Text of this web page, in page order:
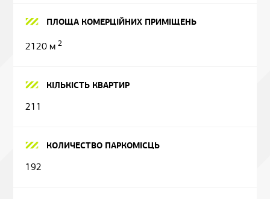
ПЛОЩА КОМЕРЦІЙНИХ ПРИМІЩЕНЬ
2120 м2
КІЛЬКІСТЬ КВАРТИР
211
КОЛИЧЕСТВО ПАРКОМІСЦЬ
192